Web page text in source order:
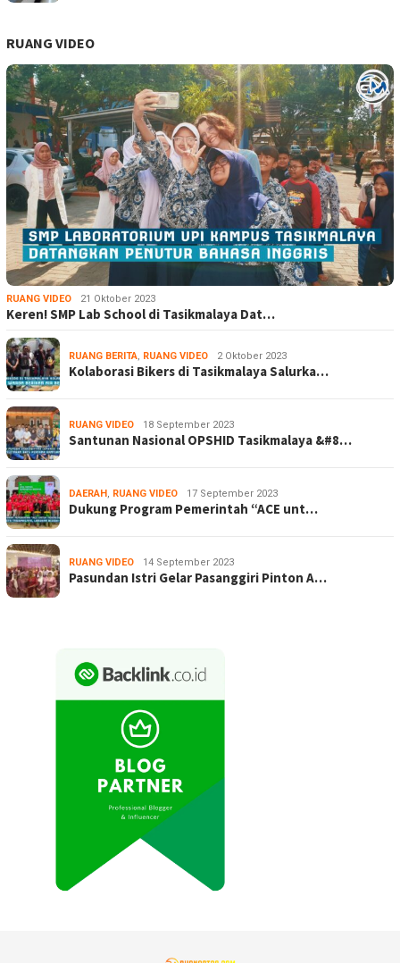
RUANG VIDEO
RUANG VIDEO 21 Oktober 2023
Keren! SMP Lab School di Tasikmalaya Dat…
RUANG BERITA, RUANG VIDEO 2 Oktober 2023
Kolaborasi Bikers di Tasikmalaya Salurka…
RUANG VIDEO 18 September 2023
Santunan Nasional OPSHID Tasikmalaya &#8…
DAERAH, RUANG VIDEO 17 September 2023
Dukung Program Pemerintah “ACE unt…
RUANG VIDEO 14 September 2023
Pasundan Istri Gelar Pasanggiri Pinton A…